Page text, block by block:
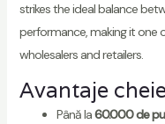
strikes the ideal balance
performance, making it one
wholesalers and retailers.
Avantaje
Până la60.000 de